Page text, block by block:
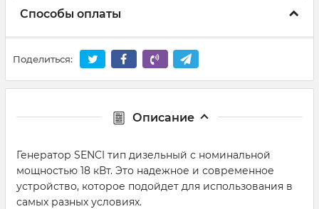
Способы оплаты
Поделиться:
Описание
Генератор SENCI тип дизельный с номинальной
мощностью 18 кВт. Это надежное и современное
устройство, которое подойдет для использования в
самых разных условиях.